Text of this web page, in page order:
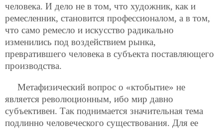
человека. И дело не в том, что художник, как и
ремесленник, становится профессионалом, а в том,
что само ремесло и искусство радикально
изменились под воздействием рынка,
превратившего человека в субъекта поставляющего
производства.
Метафизический вопрос о «ктобытие» не
является революционным, ибо мир давно
субъективен. Так поднимается значительная тема
подлинно человеческого существования. Для ее